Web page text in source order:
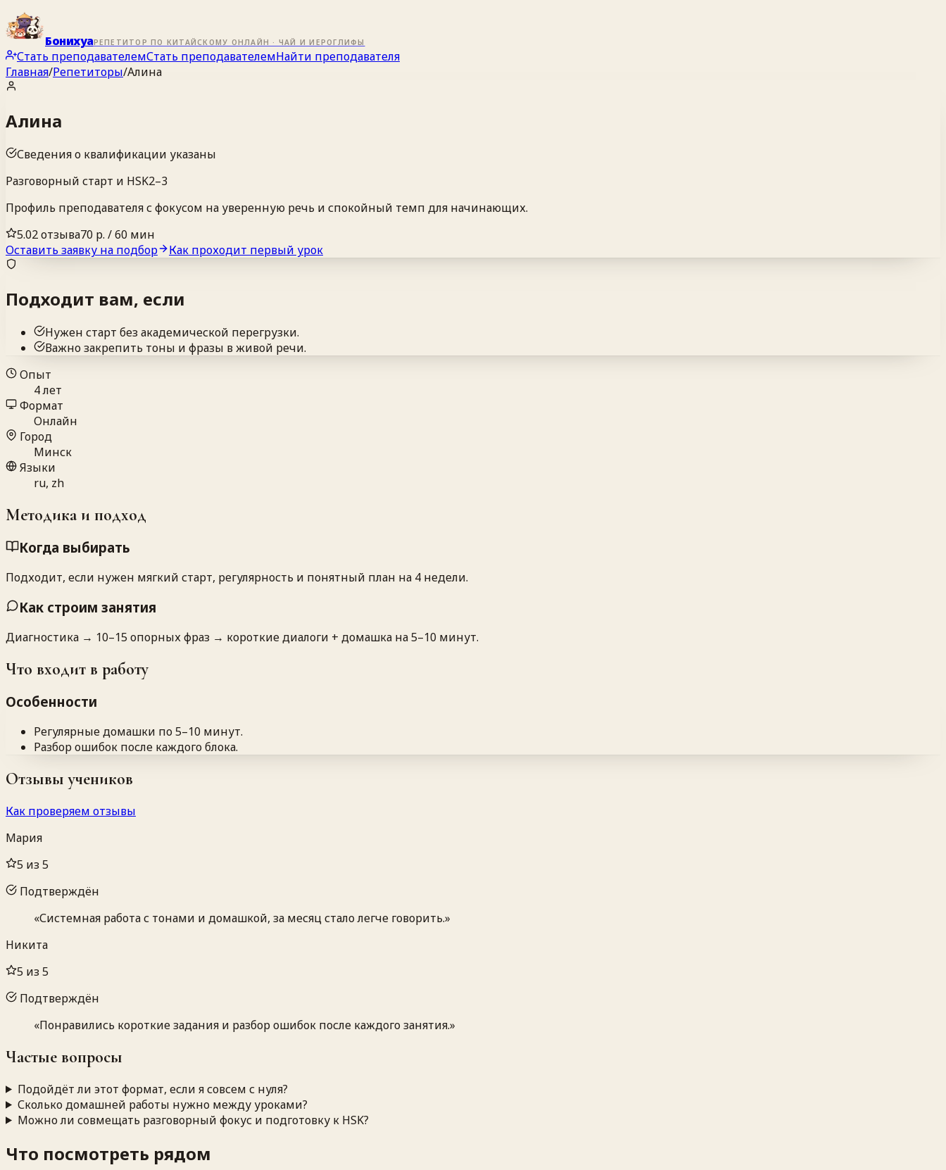
БонихуаРЕПЕТИТОР ПО КИТАЙСКОМУ ОНЛАЙН · ЧАЙ И ИЕРОГЛИФЫ
Стать преподавателемСтать преподавателемНайти преподавателя
Главная/Репетиторы/Алина
Алина
Сведения о квалификации указаны
Разговорный старт и HSK2–3
Профиль преподавателя с фокусом на уверенную речь и спокойный темп для начинающих.
5.02 отзыва70 р. / 60 мин
Оставить заявку на подбор
Как проходит первый урок
Подходит вам, если
Нужен старт без академической перегрузки.
Важно закрепить тоны и фразы в живой речи.
Опыт
4 лет
Формат
Онлайн
Город
Минск
Языки
ru, zh
Методика и подход
Когда выбирать
Подходит, если нужен мягкий старт, регулярность и понятный план на 4 недели.
Как строим занятия
Диагностика → 10–15 опорных фраз → короткие диалоги + домашка на 5–10 минут.
Что входит в работу
Особенности
Регулярные домашки по 5–10 минут.
Разбор ошибок после каждого блока.
Отзывы учеников
Как проверяем отзывы
Мария
5 из 5
Подтверждён
«Системная работа с тонами и домашкой, за месяц стало легче говорить.»
Никита
5 из 5
Подтверждён
«Понравились короткие задания и разбор ошибок после каждого занятия.»
Частые вопросы
Подойдёт ли этот формат, если я совсем с нуля?
Сколько домашней работы нужно между уроками?
Можно ли совмещать разговорный фокус и подготовку к HSK?
Что посмотреть рядом